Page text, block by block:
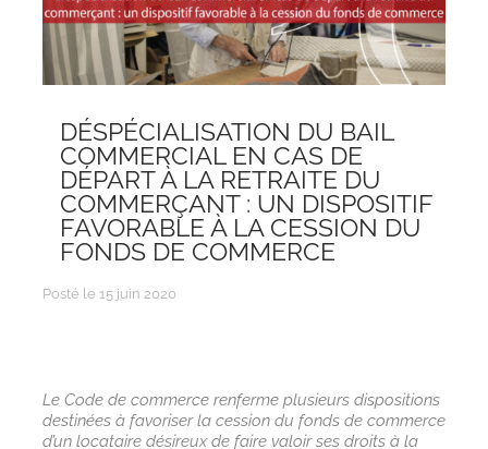
Le Code de commerce renferme plusieurs dispositions
destinées à favoriser la cession du fonds de commerce
d’un locataire désireux de faire valoir ses droits à la
DÉSPÉCIALISATION DU BAIL
COMMERCIAL EN CAS DE
DÉPART À LA RETRAITE DU
COMMERÇANT : UN DISPOSITIF
FAVORABLE À LA CESSION DU
FONDS DE COMMERCE
Posté le 15 juin 2020